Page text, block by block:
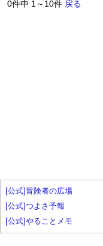
0件中 1～10件 戻る
[公式]冒険者の広場
[公式]つよさ予報
[公式]やることメモ